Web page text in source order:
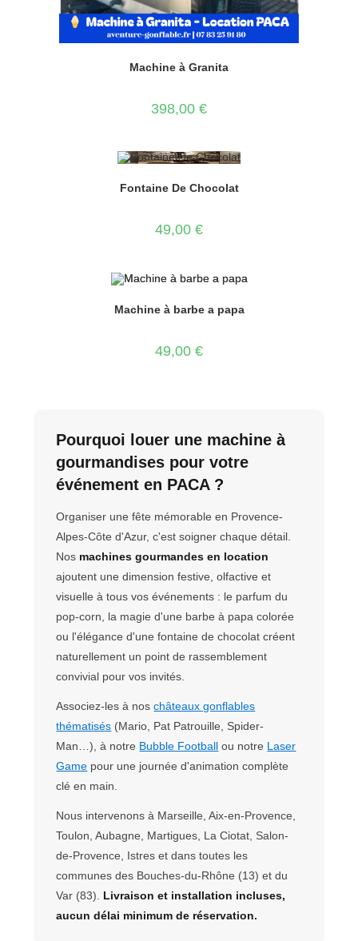
Machine à Granita
398,00 €
Fontaine De Chocolat
49,00 €
Machine à barbe a papa
49,00 €
Pourquoi louer une machine à
gourmandises pour votre
événement en PACA ?
Organiser une fête mémorable en Provence-
Alpes-Côte d'Azur, c'est soigner chaque détail.
Nos machines gourmandes en location
ajoutent une dimension festive, olfactive et
visuelle à tous vos événements : le parfum du
pop-corn, la magie d'une barbe à papa colorée
ou l'élégance d'une fontaine de chocolat créent
naturellement un point de rassemblement
convivial pour vos invités.
Associez-les à noschâteaux gonflables
thématisés (Mario, Pat Patrouille, Spider-
Man…), à notre Bubble Football ou notre Laser
Game pour une journée d'animation complète
clé en main.
Nous intervenons à Marseille, Aix-en-Provence,
Toulon, Aubagne, Martigues, La Ciotat, Salon-
de-Provence, Istres et dans toutes les
communes des Bouches-du-Rhône (13) et du
Var (83). Livraison et installation incluses,
aucun délai minimum de réservation.